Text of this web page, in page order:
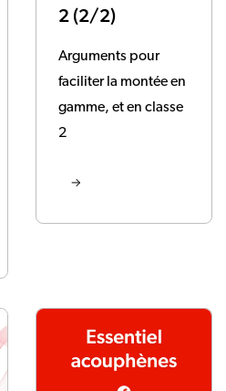
2 (2/2)
Arguments pour
faciliter la montée en
gamme, et en classe
2